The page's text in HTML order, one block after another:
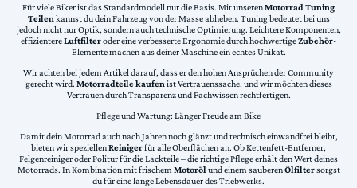
Für viele Biker ist das Standardmodell nur die Basis. Mit unserenMotorrad Tuning
Teilen kannst du dein Fahrzeug von der Masse abheben. Tuning bedeutet bei uns
jedoch nicht nur Optik, sondern auch technische Optimierung. Leichtere Komponenten,
effizientereLuftfilteroder eine verbesserte Ergonomie durch hochwertigeZubehör-
Elemente machen aus deiner Maschine ein echtes Unikat.
Wir achten bei jedem Artikel darauf, dass er den hohen Ansprüchen der Community
gerecht wird. Motorradteile kaufen ist Vertrauenssache, und wir möchten dieses
Vertrauen durch Transparenz und Fachwissen rechtfertigen.
Pflege und Wartung: Länger Freude am Bike
Damit dein Motorrad auch nach Jahren noch glänzt und technisch einwandfrei bleibt,
bieten wir speziellenReinigerfür alle Oberflächen an. Ob Kettenfett-Entferner,
Felgenreiniger oder Politur für die Lackteile – die richtige Pflege erhält den Wert deines
Motorrads. In Kombination mit frischemMotorölund einem sauberenÖlfiltersorgst
du für eine lange Lebensdauer des Triebwerks.